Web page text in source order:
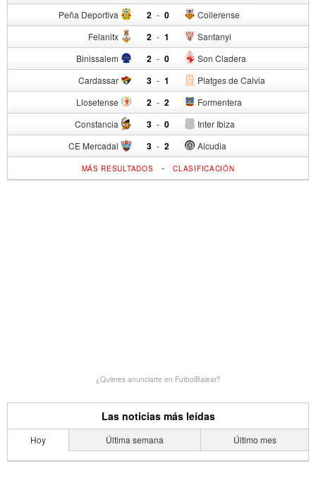
Peña Deportiva 2 - Collerense
0
Felanitx 2 - Santanyi
1
Binissalem 2 - Son Cladera
0
Cardassar 3 - Platges de Calvia
1
Llosetense 2 - Formentera
2
Constancia 3 - Inter Ibiza
0
CE Mercadal 3 - Alcudia
2
MÁS RESULTADOS -CLASIFICACIÓN
¿Quieres anunciarte en FutbolBalear?
Las noticias más leídas
Hoy Última semana Último mes